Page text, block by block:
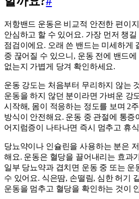
저항밴드 운동은 비교적 안전한 편이
안심하고 할 수 있어요. 가장 먼저 챙길
점검이에요. 오래 쓴 밴드는 미세하게
중 끊어질 수 있으니, 운동 전에 밴드에
없는지 가볍게 당겨 확인하세요.
운동 강도는 처음부터 무리하지 않는
운동을 하지 않던 분이라면 가벼운 강
시작해, 몸이 적응하는 정도를 보며 2
방식이 안전해요. 운동 중 관절에 통증
어지럼증이 나타나면 즉시 멈추고 휴
당뇨약이나 인슐린을 사용하는 분은
해요. 운동은 혈당을 끌어내리는 효과
일부 당뇨약과 겹치면 운동 중 또는 운
수 있어요. 식은땀, 손떨림, 심한 허기
운동을 멈추고 혈당을 확인하는 것이